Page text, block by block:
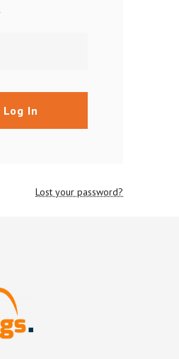
Log In
Lost your password?